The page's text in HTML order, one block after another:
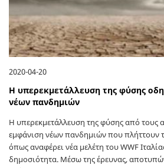
2020-04-20
Η υπερεκμετάλλευση της φύσης
νέων πανδημιών
Η υπερεκμετάλλευση της φύσης από τους
εμφάνιση νέων πανδημιών που πλήττουν
όπως αναφέρει νέα μελέτη του WWF
δημοσιότητα. Μέσω της έρευνας,